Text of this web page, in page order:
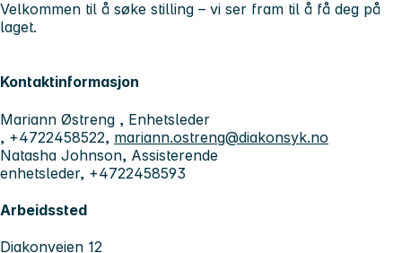
Velkommen til å søke stilling – vi ser fram til å få deg på
laget.
Kontaktinformasjon
Mariann Østreng , Enhetsleder
, +4722458522, mariann.ostreng@diakonsyk.no
Natasha Johnson, Assisterende
enhetsleder, +4722458593
Arbeidssted
Diakonveien 12